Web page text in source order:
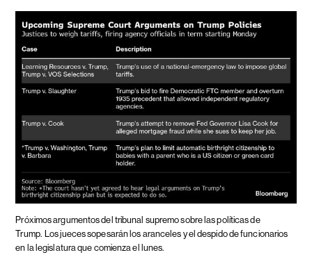
Próximos argumentos del tribunal supremo sobre las políticas de
Trump. Los jueces sopesarán los aranceles y el despido de funcionarios
en la legislatura que comienza el lunes.